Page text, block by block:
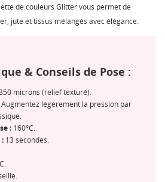
de couleurs Glitter vous permet de
jute et tissus mélangés avec élégance.
& Conseils de Pose :
microns (relief texturé).
Augmentez légèrement la pression par
: 160°C.
13 secondes.